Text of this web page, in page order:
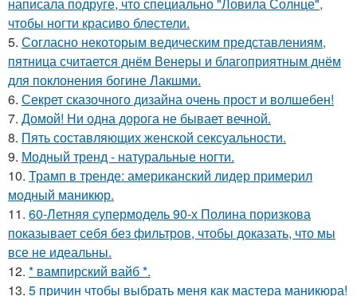
чтобы ногти красиво блeстели.
5. Согласно некоторым ведическим представлениям,
пятница считается днём Венеры и благоприятным днём
для поклонения богине Лакшми.
6. Секрет сказочного дизайна очень прост и волшебен!
7. Домой! Ни одна дорога не бывает вечной.
8. Пять составляющих женской сексуальности.
9. Модный тренд - натуральные ногти.
10. Трамп в тренде: американский лидер примерил
модный маникюр.
11. 60-Летняя супермодель 90-х Полина поризкова
показывает себя без фильтров, чтобы доказать, что мы
все не идеальны.
12. * вампирский вайб *.
13. 5 причин чтобы выбрать меня как мастера маникюра!